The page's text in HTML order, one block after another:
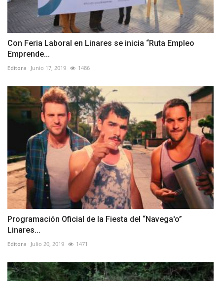
Con Feria Laboral en Linares se inicia “Ruta Empleo
Emprende...
Editora Junio 17, 2019 1486
Programación Oficial de la Fiesta del “Navega'o”
Linares...
Editora Julio 20, 2019 1471